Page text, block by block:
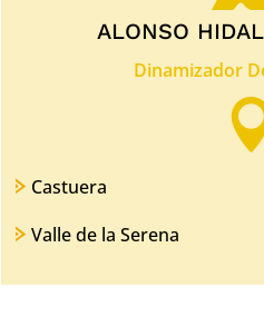
ALONSO
Dinamizador
Castuera
Valle de la Serena